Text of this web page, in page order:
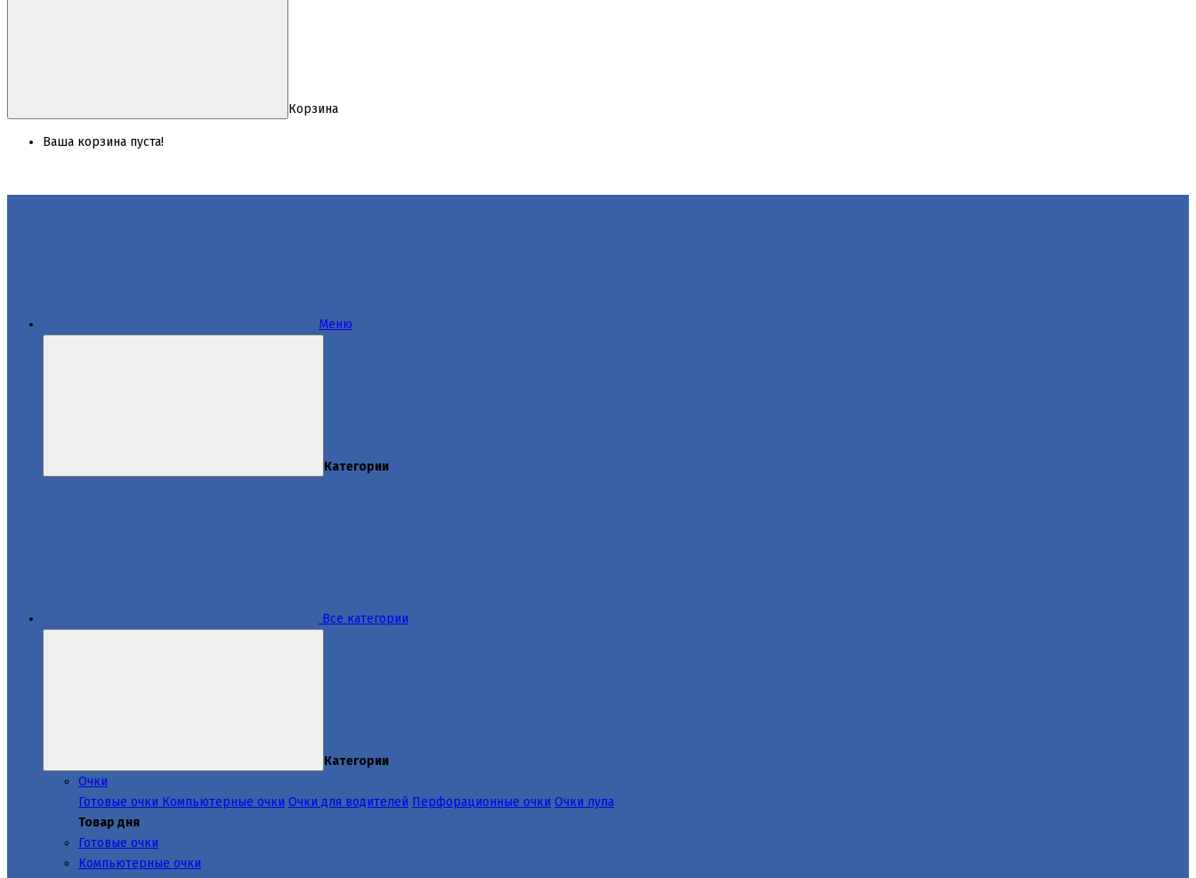
Корзина
Ваша корзина пуста!
Меню
Категории
Все категории
Категории
Очки
Готовые очки Компьютерные очки Очки для водителей Перфорационные очки Очки лупа
Товар дня
Готовые очки
Компьютерные очки